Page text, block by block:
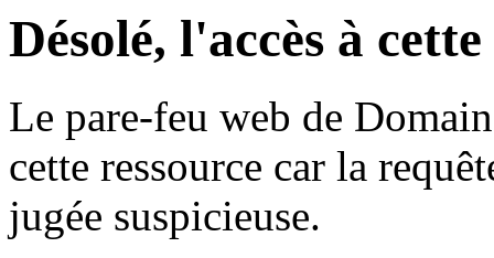
Désolé, l'accès à
Le pare-feu web de
cette ressource car la
jugée suspicieuse.